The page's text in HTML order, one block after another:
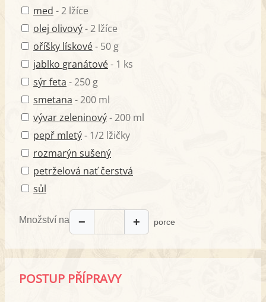
med - 2 lžíce
olej olivový- 2 lžíce
oříšky lískové- 50 g
jablko granátové- 1 ks
sýr feta - 250 g
smetana - 200 ml
vývar zeleninový- 200 ml
pepř mletý- 1/2 lžičky
rozmarýn sušený
petrželová nať čerstvá
sůl
Množství na − + porce
POSTUP PŘÍPRAVY